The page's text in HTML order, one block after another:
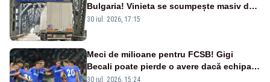
Bulgaria! Vinieta se scumpește masiv de
la 1 august
30 iul. 2026, 17:15
Meci de milioane pentru FCSB! Gigi
Becali poate pierde o avere dacă echipa
este eliminată de FK Auda
30 iul. 2026, 15:24